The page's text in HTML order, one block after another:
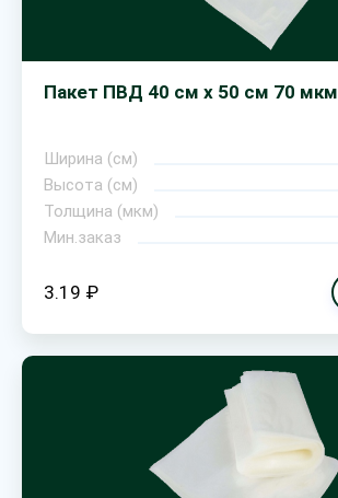
Пакет ПВД 40 см х 50 см 70 мкм
Ширина (см)
Высота (см)
Толщина (мкм)
Мин.заказ
3.19 ₽